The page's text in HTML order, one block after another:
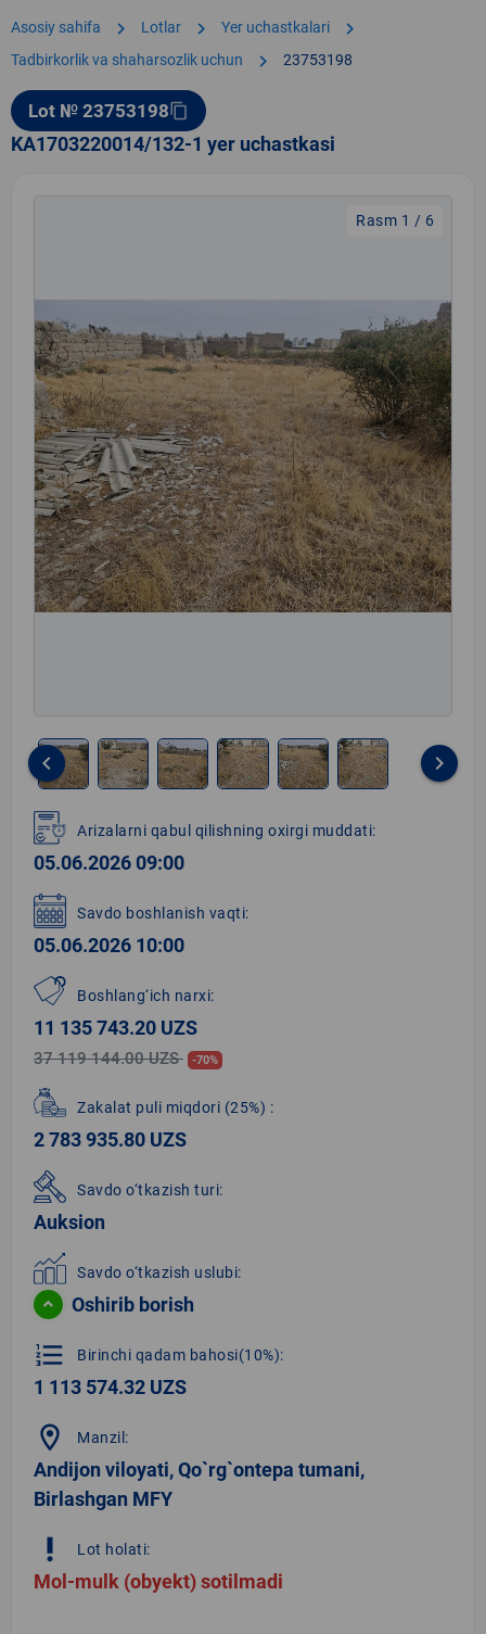
Asosiy sahifa chevron_right Lotlar chevron_right Yer uchastkalari chevron_right
Tadbirkorlik va shaharsozlik uchun chevron_right 23753198
Lot № 23753198content_copy
KA1703220014/132-1 yer uchastkasi
Rasm 1 / 6
1
of
6
keyboard_arrow_left keyboard_arrow_right
Arizalarni qabul qilishning oxirgi muddati:
05.06.2026 09:00
Savdo boshlanish vaqti:
05.06.2026 10:00
Boshlang‘ich narxi:
11 135 743.20 UZS
37 119 144.00 UZS -70%
Zakalat puli miqdori (25%) :
2 783 935.80 UZS
Savdo o‘tkazish turi:
Auksion
Savdo o‘tkazish uslubi:
Oshirib borish
format_list_numbered Birinchi qadam bahosi(10%):
1 113 574.32 UZS
location_on Manzil:
Andijon viloyati, Qo`rg`ontepa tumani,
Birlashgan MFY
priority_high Lot holati:
Mol-mulk (obyekt) sotilmadi